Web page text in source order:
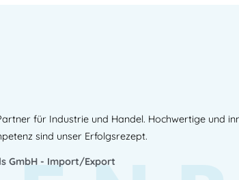
für Industrie und Handel. Hochwertige und
sind unser Erfolgsrezept.
GmbH - Import/Export